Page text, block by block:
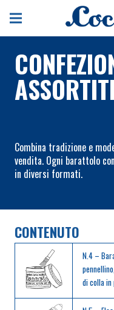
Combina tradizione e
vendita. Ogni barattolo
in diversi formati.
CONTENUTO
N.4 –
di colla